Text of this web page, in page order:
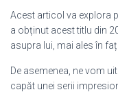
Acest articol va explora
a obținut acest titlu din
asupra lui, mai ales în
De asemenea, ne vom
capăt unei serii